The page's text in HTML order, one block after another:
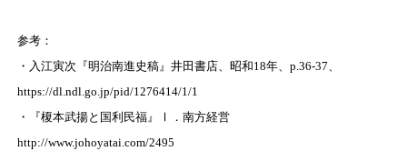
参考：
・入江寅次『明治南進史稿』井田書店、昭和18年、p.36-37、
https://dl.ndl.go.jp/pid/1276414/1/1
・『榎本武揚と国利民福』Ⅰ．南方経営
http://www.johoyatai.com/2495